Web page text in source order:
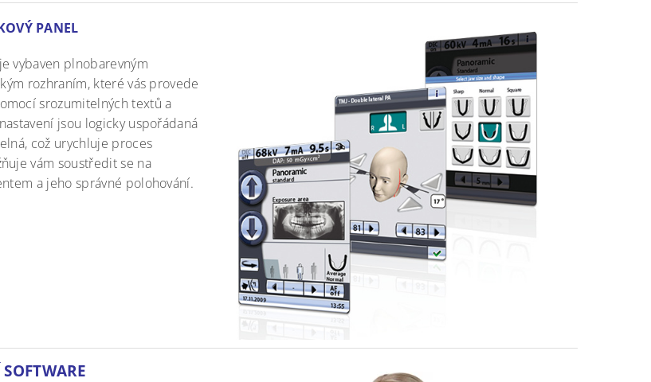
PANEL
vybaven plnobarevným
rozhraním, které vás provede
srozumitelných textů a
jsou logicky uspořádaná
což urychluje proces
vám soustředit se na
a jeho správné polohování.